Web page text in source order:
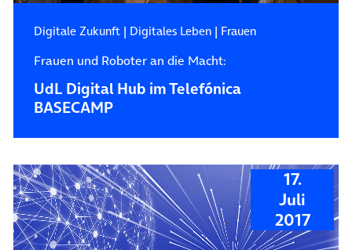
Digitale Zukunft| Digitales Leben| Frauen
Frauen und Roboter an die Macht:
UdL Digital Hub im Telefónica
BASECAMP
17.
Juli
2017